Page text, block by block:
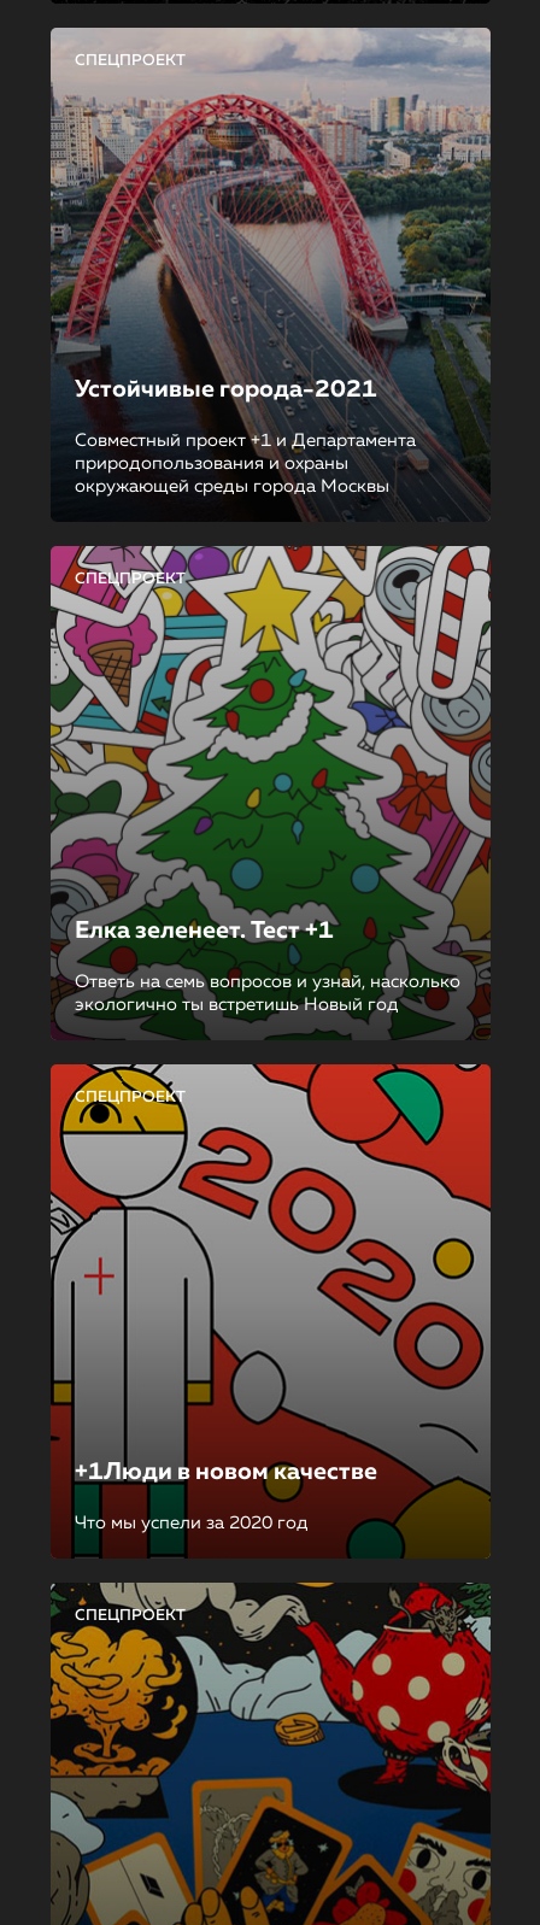
СПЕЦПРОЕКТ
Устойчивые города-2021
Совместный проект +1 и Департамента
природопользования и охраны
окружающей среды города Москвы
СПЕЦПРОЕКТ
Елка зеленеет. Тест +1
Ответь на семь вопросов и узнай, насколько
экологично ты встретишь Новый год
СПЕЦПРОЕКТ
+1Люди в новом качестве
Что мы успели за 2020 год
СПЕЦПРОЕКТ